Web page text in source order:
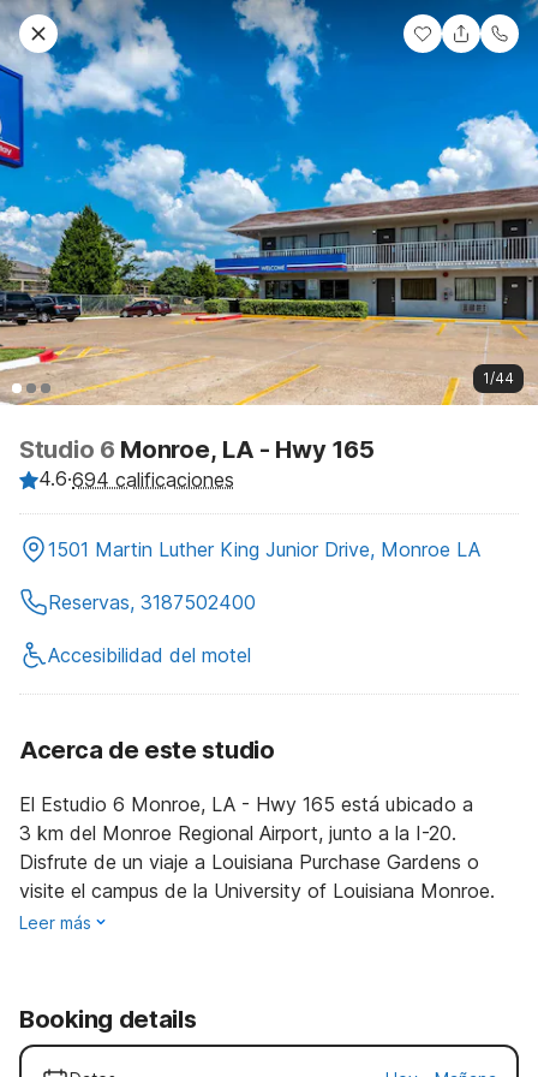
1/44
Studio 6 Monroe, LA - Hwy 165
4.6·694 calificaciones
1501 Martin Luther King Junior Drive, Monroe LA
Reservas, 3187502400
Accesibilidad del motel
Acerca de este studio
El Estudio 6 Monroe, LA - Hwy 165 está ubicado a
3 km del Monroe Regional Airport, junto a la I-20.
Disfrute de un viaje a Louisiana Purchase Gardens o
visite el campus de la University of Louisiana Monroe.
Leer más
Booking details